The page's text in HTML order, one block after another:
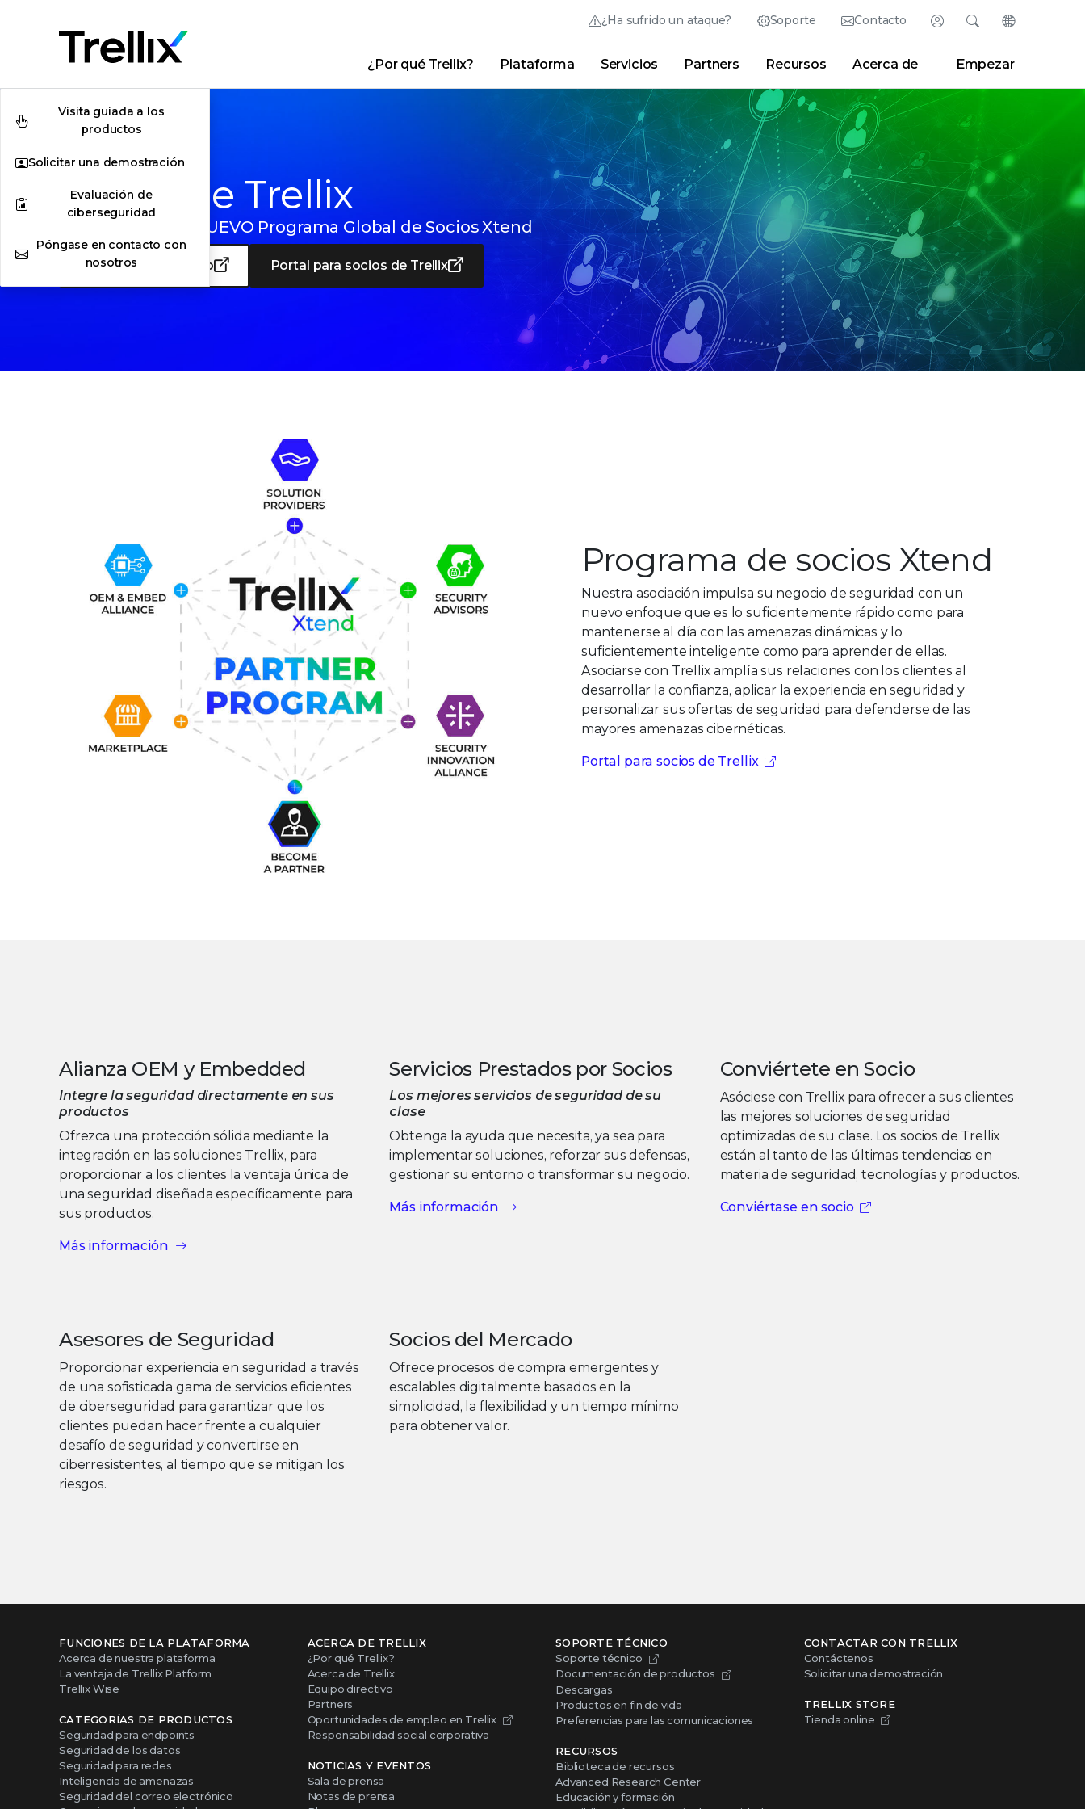
¿Ha sufrido un ataque? Soporte Contacto Inicio de sesión
Thrive Community Partner Portal Developer Portal
Buscar
Productos Advanced Research Center | Sala de prensa|Blogs
Cambiar
English (Inglés)
日本語 (Japonés)
Deutsch (Alemán)
Español (Español)
Français (Francés)
Português (Portugués)
¿Por qué Trellix? Plataforma Servicios Partners Recursos Acerca de Empezar
Visita guiada a los
productos
Solicitar una demostración
Evaluación de
ciberseguridad
Póngase en contacto con
nosotros
Socios de Trellix
Explore nuestro NUEVO Programa Global de Socios Xtend
Conviértete en socio Portal para socios de Trellix
Programa de socios Xtend
Nuestra asociación impulsa su negocio de seguridad con un
nuevo enfoque que es lo suficientemente rápido como para
mantenerse al día con las amenazas dinámicas y lo
suficientemente inteligente como para aprender de ellas.
Asociarse con Trellix amplía sus relaciones con los clientes al
desarrollar la confianza, aplicar la experiencia en seguridad y
personalizar sus ofertas de seguridad para defenderse de las
mayores amenazas cibernéticas.
Portal para socios de Trellix
Alianza OEM y Embedded
Integre la seguridad directamente en sus
productos
Ofrezca una protección sólida mediante la
integración en las soluciones Trellix, para
proporcionar a los clientes la ventaja única de
una seguridad diseñada específicamente para
sus productos.
Más información
Servicios Prestados por Socios
Los mejores servicios de seguridad de su
clase
Obtenga la ayuda que necesita, ya sea para
implementar soluciones, reforzar sus defensas,
gestionar su entorno o transformar su negocio.
Más información
Conviértete en Socio
Asóciese con Trellix para ofrecer a sus clientes
las mejores soluciones de seguridad
optimizadas de su clase. Los socios de Trellix
están al tanto de las últimas tendencias en
materia de seguridad, tecnologías y productos.
Conviértase en socio
Asesores de Seguridad
Proporcionar experiencia en seguridad a través
de una sofisticada gama de servicios eficientes
de ciberseguridad para garantizar que los
clientes puedan hacer frente a cualquier
desafío de seguridad y convertirse en
ciberresistentes, al tiempo que se mitigan los
riesgos.
Socios del Mercado
Ofrece procesos de compra emergentes y
escalables digitalmente basados en la
simplicidad, la flexibilidad y un tiempo mínimo
para obtener valor.
FUNCIONES DE LA PLATAFORMA
Acerca de nuestra plataforma
La ventaja de Trellix Platform
Trellix Wise
CATEGORÍAS DE PRODUCTOS
Seguridad para endpoints
Seguridad de los datos
Seguridad para redes
Inteligencia de amenazas
Seguridad del correo electrónico
ACERCA DE TRELLIX
¿Por qué Trellix?
Acerca de Trellix
Equipo directivo
Partners
Oportunidades de empleo en Trellix
Responsabilidad social corporativa
NOTICIAS Y EVENTOS
Sala de prensa
Notas de prensa
SOPORTE TÉCNICO
Soporte técnico
Documentación de productos
Descargas
Productos en fin de vida
Preferencias para las comunicaciones
RECURSOS
Biblioteca de recursos
Advanced Research Center
Educación y formación
CONTACTAR CON TRELLIX
Contáctenos
Solicitar una demostración
TRELLIX STORE
Tienda online